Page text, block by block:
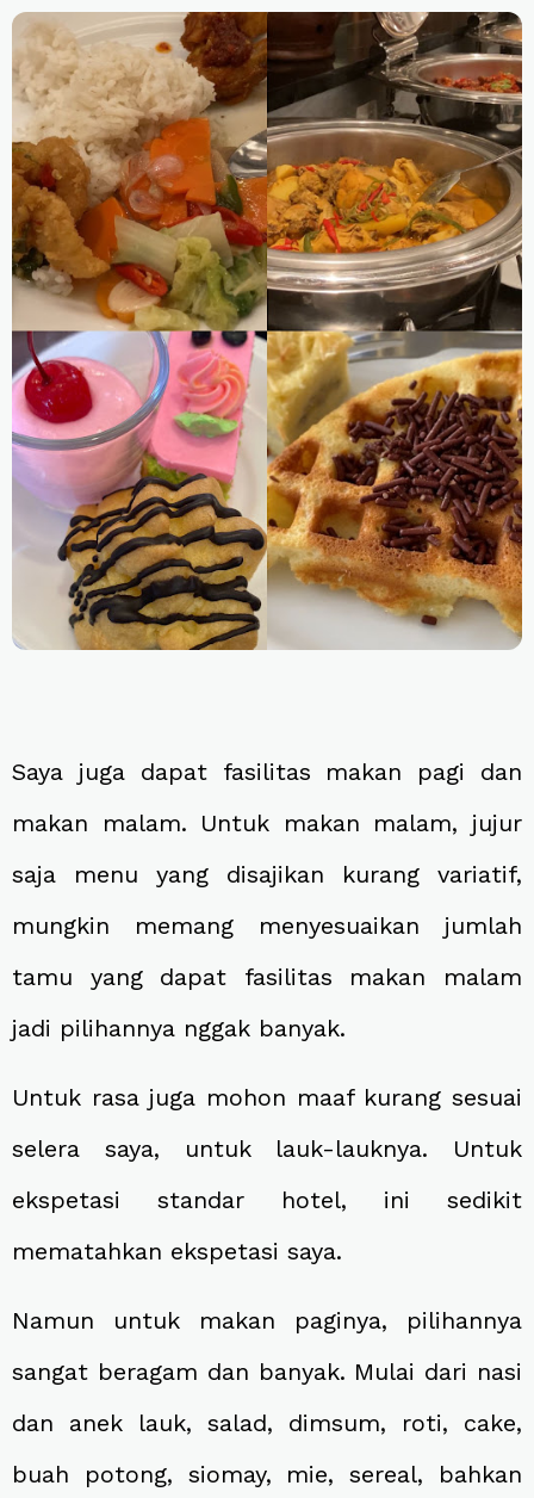
Saya juga dapat fasilitas makan pagi dan
makan malam. Untuk makan malam, jujur
saja menu yang disajikan kurang variatif,
mungkin memang menyesuaikan jumlah
tamu yang dapat fasilitas makan malam
jadi pilihannya nggak banyak.
Untuk rasa juga mohon maaf kurang sesuai
selera saya, untuk lauk-lauknya. Untuk
ekspetasi standar hotel, ini sedikit
mematahkan ekspetasi saya.
Namun untuk makan paginya, pilihannya
sangat beragam dan banyak. Mulai dari nasi
dan anek lauk, salad, dimsum, roti, cake,
buah potong, siomay, mie, sereal, bahkan